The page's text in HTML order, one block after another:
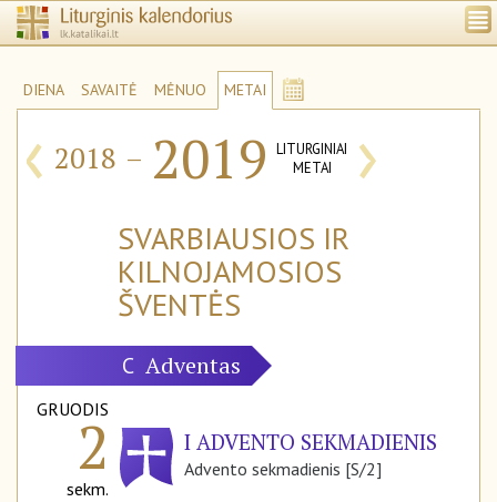
DIENA SAVAITĖ MĖNUO METAI
‹ 2018 – 2019 LITURGINIAI
METAI
›
SVARBIAUSIOS IR
KILNOJAMOSIOS
ŠVENTĖS
C Adventas
GRUODIS
2
sekm.
I ADVENTO SEKMADIENIS
Advento sekmadienis [S/2]